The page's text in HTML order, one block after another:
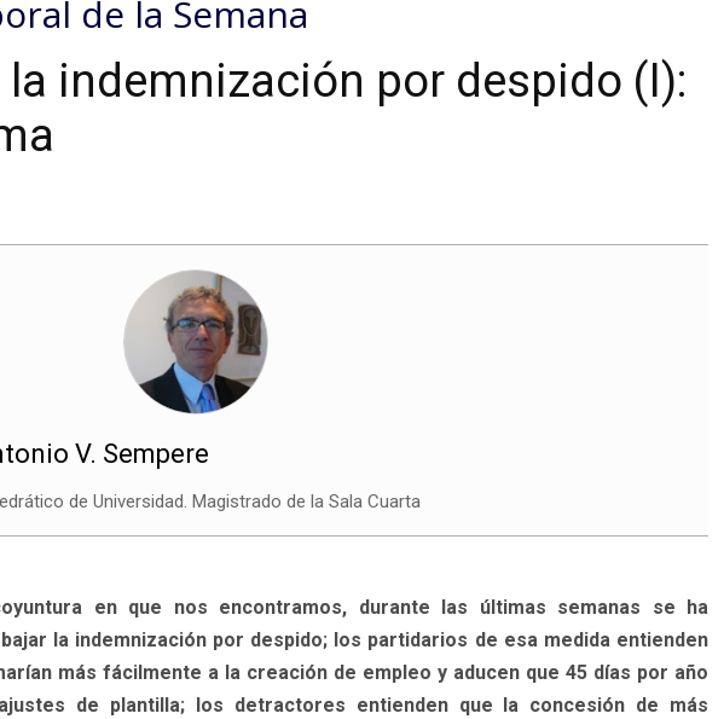
de la Semana
la indemnización por despido (I):
V. Sempere
de Universidad. Magistrado de la Sala Cuarta
en que nos encontramos, durante las últimas semanas se ha
la indemnización por despido; los partidarios de esa medida entienden
más fácilmente a la creación de empleo y aducen que 45 días por año
de plantilla; los detractores entienden que la concesión de más